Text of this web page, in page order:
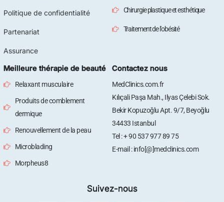
Politique de confidentialité
Partenariat
Assurance
Chirurgie plastique et esthétique
Traitement de l'obésité
Meilleure thérapie de beauté
Relaxant musculaire
Produits de comblement
dermique
Renouvellement de la peau
Microblading
Morpheus8
Contactez nous
MedClinics.com.fr
Kılıçali Paşa Mah., Ilyas Çelebi Sok.
Bekir Kopuzoğlu Apt. 9/7, Beyoğlu
34433 Istanbul
Tel : + 90 537 977 89 75
E-mail : info[@]medclinics.com
Suivez-nous